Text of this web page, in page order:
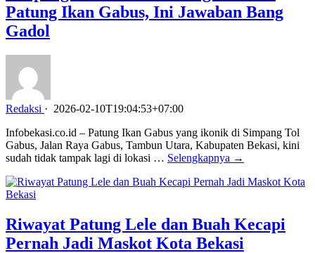
Patung Ikan Gabus, Ini Jawaban Bang
Gadol
Redaksi · 2026-02-10T19:04:53+07:00
Infobekasi.co.id – Patung Ikan Gabus yang ikonik di Simpang Tol
Gabus, Jalan Raya Gabus, Tambun Utara, Kabupaten Bekasi, kini
sudah tidak tampak lagi di lokasi … Selengkapnya →
Riwayat Patung Lele dan Buah Kecapi
Pernah Jadi Maskot Kota Bekasi